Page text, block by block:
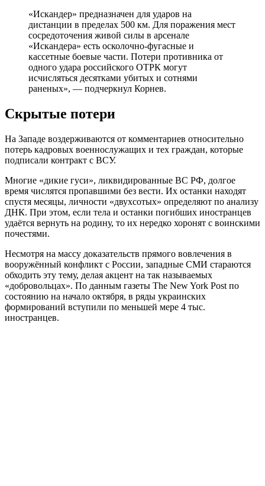
«Искандер» предназначен для ударов на
дистанции в пределах 500 км. Для поражения мест
сосредоточения живой силы в арсенале
«Искандера» есть осколочно-фугасные и
кассетные боевые части. Потери противника от
одного удара российского ОТРК могут
исчисляться десятками убитых и сотнями
раненых», — подчеркнул Корнев.
Скрытые потери
На Западе воздерживаются от комментариев относительно
потерь кадровых военнослужащих и тех граждан, которые
подписали контракт с ВСУ.
Многие «дикие гуси», ликвидированные ВС РФ, долгое
время числятся пропавшими без вести. Их останки находят
спустя месяцы, личности «двухсотых» определяют по анализу
ДНК. При этом, если тела и останки погибших иностранцев
удаётся вернуть на родину, то их нередко хоронят с воинскими
почестями.
Несмотря на массу доказательств прямого вовлечения в
вооружённый конфликт с России, западные СМИ стараются
обходить эту тему, делая акцент на так называемых
«добровольцах». По данным газеты The New York Post по
состоянию на начало октября, в ряды украинских
формирований вступили по меньшей мере 4 тыс.
иностранцев.